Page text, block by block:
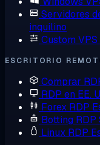
Servidores
inquilino
Custom VPS
ESCRITORIO
Comprar
RDP en EE.
Forex RDP
Botting RDP
Linux RDP